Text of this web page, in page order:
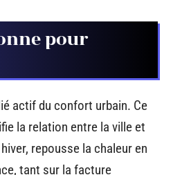
pour
actif du confort urbain. Ce
la relation entre la ville et
repousse la chaleur en
tant sur la facture